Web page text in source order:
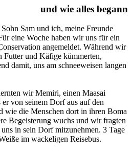
und wie alles begann
Sam und ich, meine Freunde
eine Woche haben wir uns für ein
angemeldet. Während wir
Futter und Käfige kümmerten,
damit, uns am schneeweisen langen
wir Memiri, einen Maasai
von seinem Dorf aus auf den
wie die Menschen dort in ihren Boma
Begeisterung wuchs und wir fragten
in sein Dorf mitzunehmen. 3 Tage
im wackeligen Reisebus.